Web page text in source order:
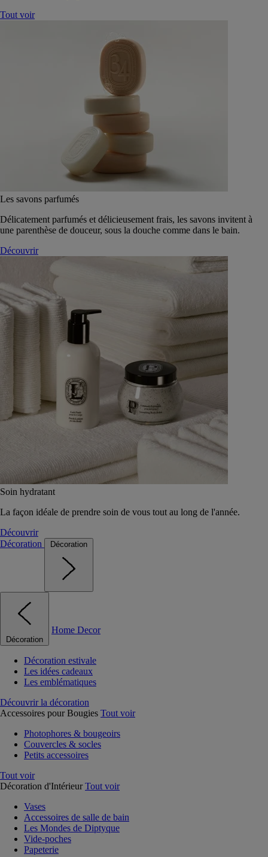
Tout voir
Les savons parfumés
Délicatement parfumés et délicieusement frais, les savons invitent à
une parenthèse de douceur, sous la douche comme dans le bain.
Découvrir
Soin hydratant
La façon idéale de prendre soin de vous tout au long de l'année.
Découvrir
Décoration
Décoration
Décoration
Home Decor
Décoration estivale
Les idées cadeaux
Les emblématiques
Découvrir la décoration
Accessoires pour Bougies Tout voir
Photophores & bougeoirs
Couvercles & socles
Petits accessoires
Tout voir
Décoration d'Intérieur Tout voir
Vases
Accessoires de salle de bain
Les Mondes de Diptyque
Vide-poches
Papeterie